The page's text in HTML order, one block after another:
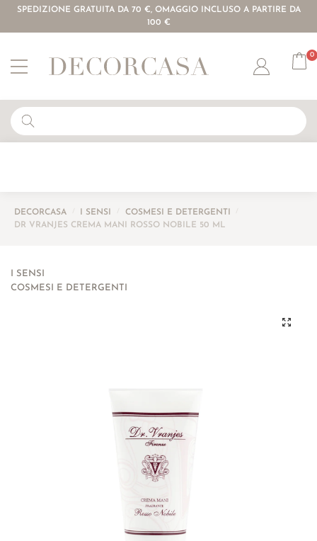
SPEDIZIONE GRATUITA DA 70 €, OMAGGIO INCLUSO A PARTIRE DA
100 €
Account
0
DECORCASA I SENSI COSMESI E DETERGENTI
DR VRANJES CREMA MANI ROSSO NOBILE 50 ML
I SENSI
COSMESI E DETERGENTI